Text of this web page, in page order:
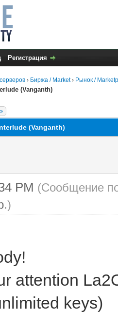
Регистрация
› Биржа / Market› Рынок /
(Vanganth)
(Vanganth)
PM (Сообщение
.)
attention
keys)